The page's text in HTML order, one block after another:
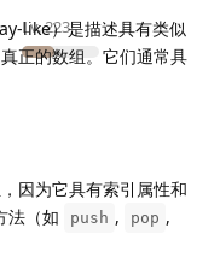
Lv.223
like）是描述具有类似
正的数组。它们通常具
因为它具有索引属性和
法（如 push , pop ,